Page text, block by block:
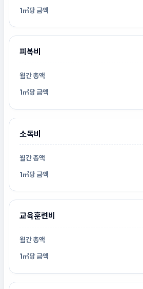
피복비
소독비
교육훈련비